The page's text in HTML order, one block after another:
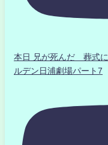
本日 兄が死んだ 葬式
ルデン日浦劇場パート7